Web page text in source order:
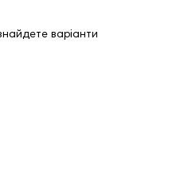
варіанти